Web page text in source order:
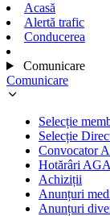
Acasă
Alertă trafic
Conducerea
Comunicare
Comunicare
Selecție
Selecție
Convocator
Hotărâri AGA
Achiziții
Anunțuri
Anunțuri